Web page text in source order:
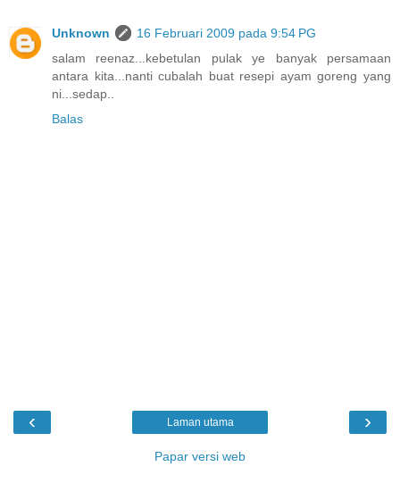
Unknown
16 Februari 2009 pada 9:54 PG
salam reenaz...kebetulan pulak ye banyak persamaan
antara kita...nanti cubalah buat resepi ayam goreng yang
ni...sedap..
Balas
‹ ›
Laman utama
Papar versi web